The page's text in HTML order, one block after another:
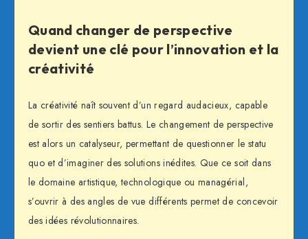
Quand changer de perspective
devient une clé pour l’innovation et la
créativité
La créativité naît souvent d’un regard audacieux, capable
de sortir des sentiers battus. Le changement de perspective
est alors un catalyseur, permettant de questionner le statu
quo et d’imaginer des solutions inédites. Que ce soit dans
le domaine artistique, technologique ou managérial,
s’ouvrir à des angles de vue différents permet de concevoir
des idées révolutionnaires.